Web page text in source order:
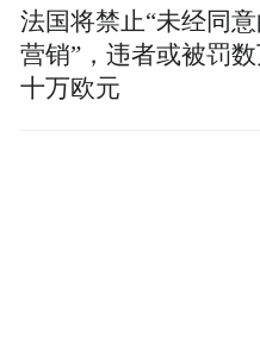
法国将禁止“未经同
营销”，违者或被罚
十万欧元